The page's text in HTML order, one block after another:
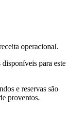
operacional.
para este
e reservas são
proventos.